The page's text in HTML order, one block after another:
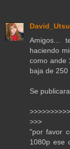
Amigos...
haciendo
como ande
baja de 250
Se
>>>
"por favor
1080p ese